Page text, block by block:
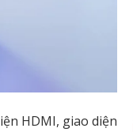
HDMI, giao diện